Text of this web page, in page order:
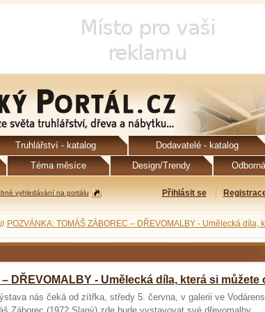
Truhlářství - katalog Dodavatelé - katalog
Téma měsíce Design/Trendy
vyhledávání na portálu Přihlásit se
POZVÁNKA: TOMÁŠ ZÁBOREC – DŘEVOMALBY - Umělecká díla,
DŘEVOMALBY - Umělecká díla, která si
nás čeká od zítřka, středy 5. června, v galerii ve